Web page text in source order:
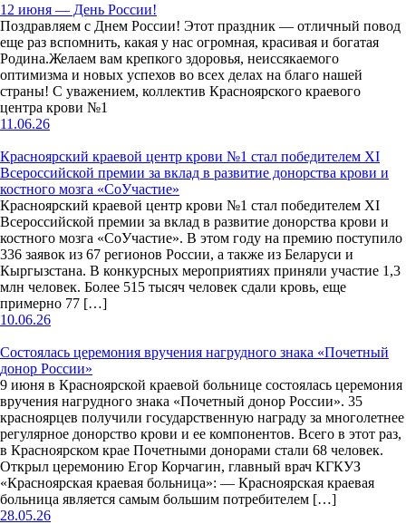
12 июня — День России!
Поздравляем с Днем России! Этот праздник — отличный повод
еще раз вспомнить, какая у нас огромная, красивая и богатая
Родина.Желаем вам крепкого здоровья, неиссякаемого
оптимизма и новых успехов во всех делах на благо нашей
страны! С уважением, коллектив Красноярского краевого
центра крови №1
11.06.26
Красноярский краевой центр крови №1 стал победителем ХI
Всероссийской премии за вклад в развитие донорства крови и
костного мозга «СоУчастие»
Красноярский краевой центр крови №1 стал победителем XI
Всероссийской премии за вклад в развитие донорства крови и
костного мозга «СоУчастие». В этом году на премию поступило
336 заявок из 67 регионов России, а также из Беларуси и
Кыргызстана. В конкурсных мероприятиях приняли участие 1,3
млн человек. Более 515 тысяч человек сдали кровь, еще
примерно 77 […]
10.06.26
Состоялась церемония вручения нагрудного знака «Почетный
донор России»
9 июня в Красноярской краевой больнице состоялась церемония
вручения нагрудного знака «Почетный донор России». 35
красноярцев получили государственную награду за многолетнее
регулярное донорство крови и ее компонентов. Всего в этот раз,
в Красноярском крае Почетными донорами стали 68 человек.
Открыл церемонию Егор Корчагин, главный врач КГКУЗ
«Красноярская краевая больница»: — Красноярская краевая
больница является самым большим потребителем […]
28.05.26